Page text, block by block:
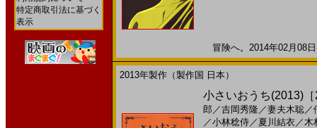
特定商取引法に基づく
表示
冒険へ。2014年02月08
2013年製作（製作国 日本）
小さいおうち(2013)
郎 ／吉岡秀隆／妻夫木聡／
／小林稔侍／ 夏川結衣 ／木